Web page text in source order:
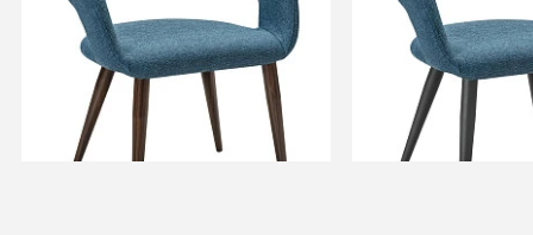
+3
В КОРЗИНУ
+3
В